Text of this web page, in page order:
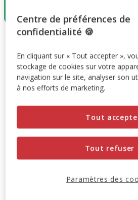
(32.71€ / kg)
Promotions disponibles
L'achat de ce produit est possible à
Animalis. Offre non cumulable aux
cours. Voir conditions
Centre de préférences de
confidentialité 🍪
En cliquant sur « Tout accepter »,
stockage de cookies sur votre
navigation sur le site, analyser son
à nos efforts de marketing.
Tout refuser
Tout
Paramètres des